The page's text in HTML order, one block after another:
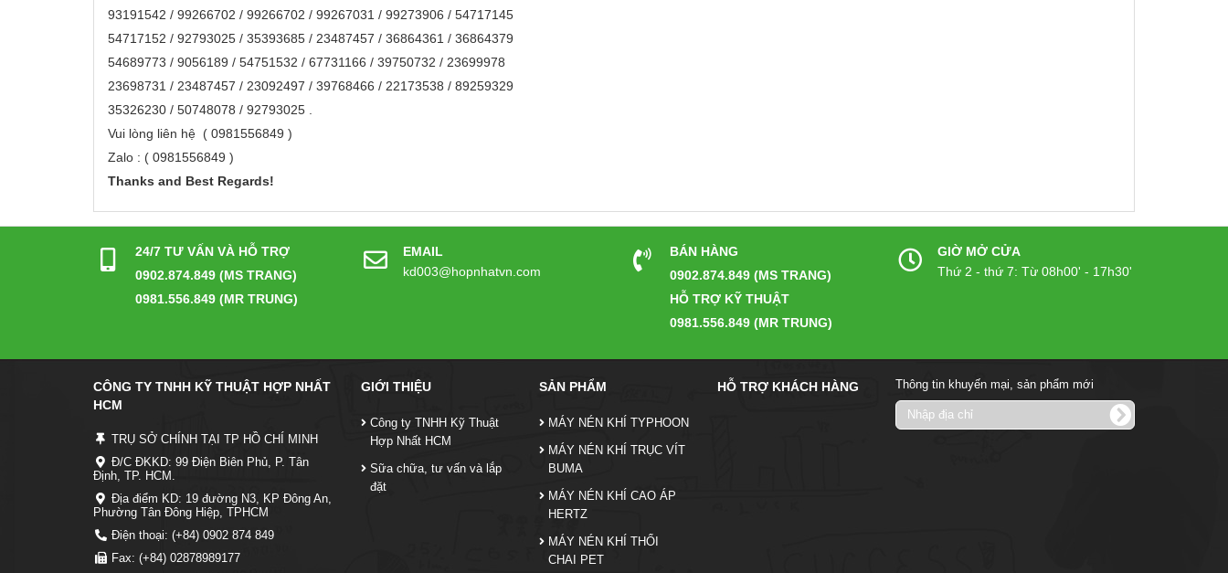
93191542 / 99266702 / 99266702 / 99267031 / 99273906 / 54717145
54717152 / 92793025 / 35393685 / 23487457 / 36864361 / 36864379
54689773 / 9056189 / 54751532 / 67731166 / 39750732 / 23699978
23698731 / 23487457 / 23092497 / 39768466 / 22173538 / 89259329
35326230 / 50748078 / 92793025 .
Vui lòng liên hệ ( 0981556849 )
Zalo : ( 0981556849 )
Thanks and Best Regards!
24/7 TƯ VẤN VÀ HỖ TRỢ
0902.874.849 (MS TRANG)
0981.556.849 (MR TRUNG)
EMAIL
kd003@hopnhatvn.com
BÁN HÀNG
0902.874.849 (MS TRANG)
HỖ TRỢ KỸ THUẬT
0981.556.849 (MR TRUNG)
GIỜ MỞ CỬA
Thứ 2 - thứ 7: Từ 08h00' - 17h30'
CÔNG TY TNHH KỸ THUẬT HỢP NHẤT
HCM
TRỤ SỞ CHÍNH TẠI TP HỒ CHÍ MINH
Đ/C ĐKKD: 99 Điện Biên Phủ, P. Tân
Định, TP. HCM.
Địa điểm KD: 19 đường N3, KP Đông An,
Phường Tân Đông Hiệp, TPHCM
Điện thoại: (+84) 0902 874 849
Fax: (+84) 02878989177
GIỚI THIỆU
Công ty TNHH Kỹ Thuật
Hợp Nhất HCM
Sữa chữa, tư vấn và lắp
đặt
SẢN PHẨM
MÁY NÉN KHÍ TYPHOON
MÁY NÉN KHÍ TRỤC VÍT
BUMA
MÁY NÉN KHÍ CAO ÁP
HERTZ
MÁY NÉN KHÍ THỔI
CHAI PET
HỖ TRỢ KHÁCH HÀNG Thông tin khuyến mại, sản phẩm mới